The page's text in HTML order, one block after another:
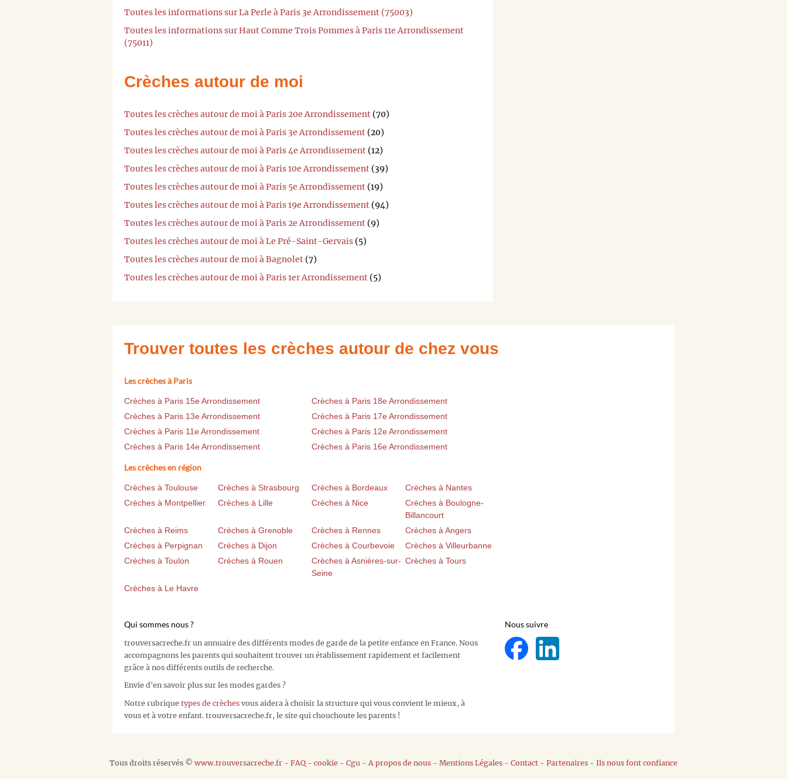
Toutes les informations sur La Perle à Paris 3e Arrondissement (75003)
Toutes les informations sur Haut Comme Trois Pommes à Paris 11e Arrondissement
(75011)
Crèches autour de moi
Toutes les crèches autour de moi à Paris 20e Arrondissement (70)
Toutes les crèches autour de moi à Paris 3e Arrondissement (20)
Toutes les crèches autour de moi à Paris 4e Arrondissement (12)
Toutes les crèches autour de moi à Paris 10e Arrondissement (39)
Toutes les crèches autour de moi à Paris 5e Arrondissement (19)
Toutes les crèches autour de moi à Paris 19e Arrondissement (94)
Toutes les crèches autour de moi à Paris 2e Arrondissement (9)
Toutes les crèches autour de moi à Le Pré-Saint-Gervais (5)
Toutes les crèches autour de moi à Bagnolet (7)
Toutes les crèches autour de moi à Paris 1er Arrondissement (5)
Trouver toutes les crèches autour de chez vous
Les crèches à Paris
Crèches à Paris 15e Arrondissement
Crèches à Paris 18e Arrondissement
Crèches à Paris 13e Arrondissement
Crèches à Paris 17e Arrondissement
Crèches à Paris 11e Arrondissement
Crèches à Paris 12e Arrondissement
Crèches à Paris 14e Arrondissement
Crèches à Paris 16e Arrondissement
Les crèches en région
Crèches à Toulouse Crèches à Strasbourg Crèches à Bordeaux
Crèches à Nantes
Crèches à Montpellier
Crèches à Lille Crèches à Nice
Crèches à Boulogne-
Billancourt
Crèches à Reims
Crèches à Grenoble Crèches à Rennes
Crèches à Angers
Crèches à Perpignan
Crèches à Dijon Crèches à Courbevoie
Crèches à Villeurbanne
Crèches à Toulon
Crèches à Rouen
Crèches à Asnières-sur-
Seine
Crèches à Tours
Crèches à Le Havre
Qui sommes nous ?
trouversacreche.fr un annuaire des différents modes de garde de la petite enfance en France. Nous
accompagnons les parents qui souhaitent trouver un établissement rapidement et facilement
grâce à nos différents outils de recherche.
Envie d'en savoir plus sur les modes gardes ?
Notre rubrique types de crèches vous aidera à choisir la structure qui vous convient le mieux, à
vous et à votre enfant. trouversacreche.fr, le site qui chouchoute les parents !
Nous suivre
Tous droits réservés © www.trouversacreche.fr - FAQ - cookie - Cgu - A propos de nous - Mentions Légales - Contact - Partenaires - Ils nous font confiance